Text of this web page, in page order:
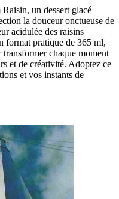
un dessert glacé
la douceur onctueuse de
acidulée des raisins
format pratique de 365 ml,
chaque moment
et de créativité. Adoptez ce
et vos instants de